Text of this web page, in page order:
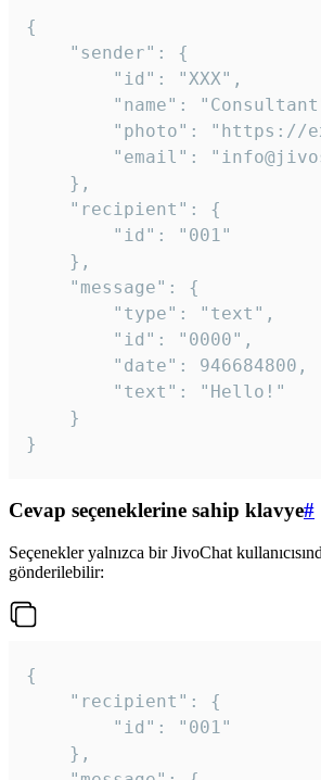
{
}
Cevap seçeneklerine sahip klavye#
Seçenekler yalnızca bir JivoChat
gönderilebilir:
{